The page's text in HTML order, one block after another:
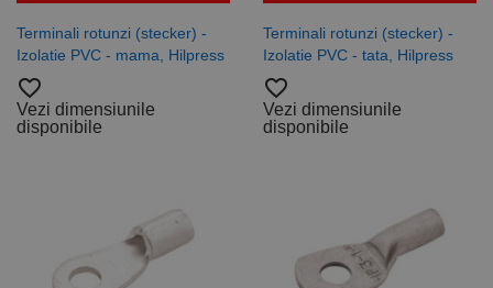
Terminali rotunzi (stecker) -
Izolatie PVC - mama, Hilpress
favorite_border
Vezi dimensiunile
disponibile
Terminali rotunzi (stecker) -
Izolatie PVC - tata, Hilpress
favorite_border
Vezi dimensiunile
disponibile